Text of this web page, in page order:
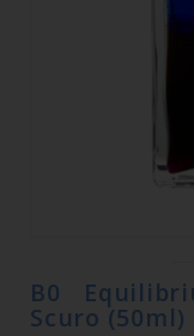
B0
Scuro (50ml)